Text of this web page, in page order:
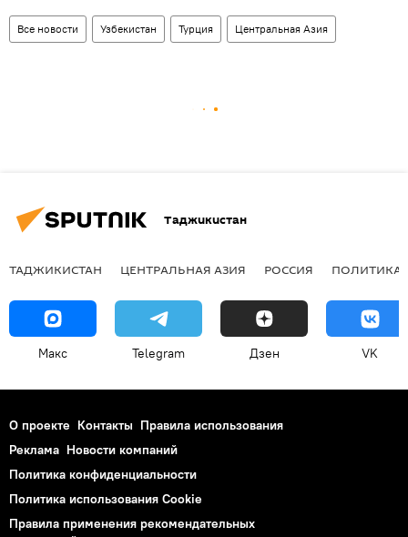
Все новости Узбекистан Турция Центральная Азия
Таджикистан
ТАДЖИКИСТАН ЦЕНТРАЛЬНАЯ АЗИЯ РОССИЯ ПОЛИТИКА
Макс Telegram Дзен VK
О проекте Контакты Правила использования
Реклама Новости компаний
Политика конфиденциальности
Политика использования Cookie
Правила применения рекомендательных